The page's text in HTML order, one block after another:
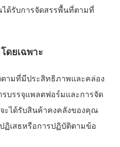
ด้รับการจัดสรรพื้นที่ตามที่
ดยเฉพาะ
ามที่มีประสิทธิภาพและคล่อง
บรรจุแพลตฟอร์มและการจัด
จะได้รับสินค้าคงคลังของคุณ
ฏิเสธหรือการปฏิบัติตามข้อ